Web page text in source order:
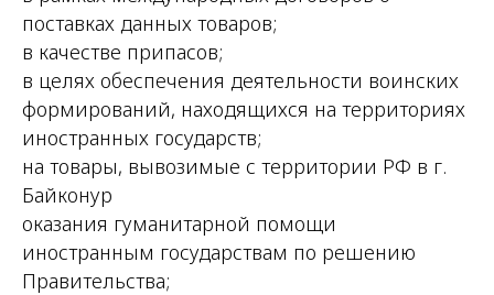
поставках данных товаров;
в качестве припасов;
в целях обеспечения деятельности воинских
формирований, находящихся на территориях
иностранных государств;
на товары, вывозимые с территории РФ в г.
Байконур
оказания гуманитарной помощи
иностранным государствам по решению
Правительства;